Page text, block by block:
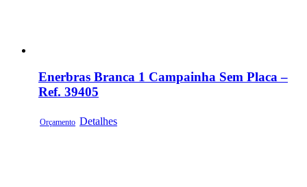
Enerbras Branca 1 Campainha Sem Placa –
Ref. 39405
Orçamento Detalhes